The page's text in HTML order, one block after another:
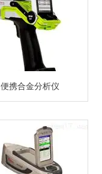
便携合金分析仪